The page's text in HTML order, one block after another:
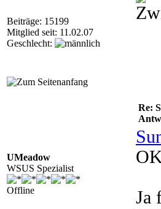
Beiträge: 15199
Mitglied seit: 11.02.07
Geschlecht:
UMeadow
WSUS Spezialist
Offline
Re:
Ja